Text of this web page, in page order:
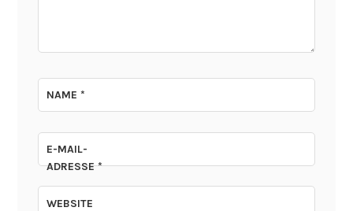
NAME*
E-MAIL-
ADRESSE*
WEBSITE